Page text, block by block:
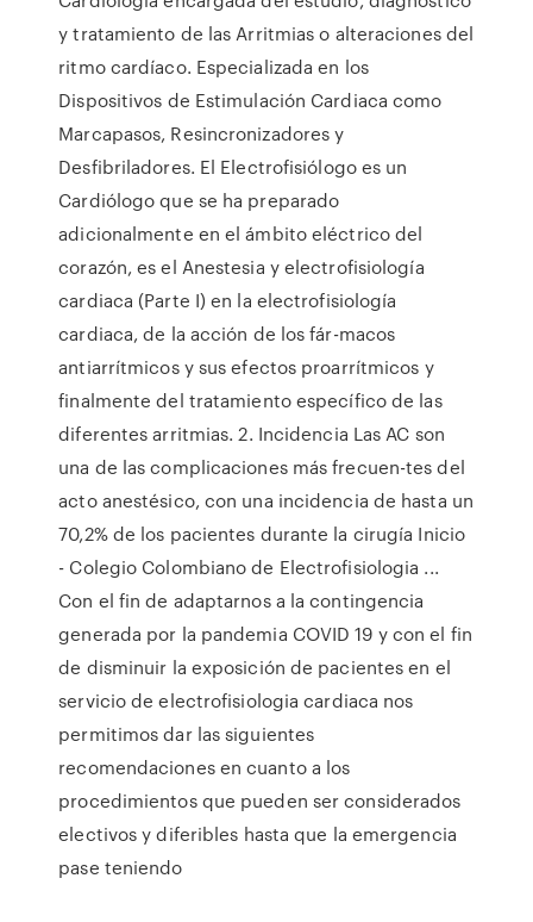
y tratamiento de las Arritmias o alteraciones del
ritmo cardíaco. Especializada en los
Dispositivos de Estimulación Cardiaca como
Marcapasos, Resincronizadores y
Desfibriladores. El Electrofisiólogo es un
Cardiólogo que se ha preparado
adicionalmente en el ámbito eléctrico del
corazón, es el Anestesia y electrofisiología
cardiaca (Parte I) en la electrofisiología
cardiaca, de la acción de los fár-macos
antiarrítmicos y sus efectos proarrítmicos y
finalmente del tratamiento específico de las
diferentes arritmias. 2. Incidencia Las AC son
una de las complicaciones más frecuen-tes del
acto anestésico, con una incidencia de hasta un
70,2% de los pacientes durante la cirugía Inicio
- Colegio Colombiano de Electrofisiologia ...
Con el fin de adaptarnos a la contingencia
generada por la pandemia COVID 19 y con el fin
de disminuir la exposición de pacientes en el
servicio de electrofisiologia cardiaca nos
permitimos dar las siguientes
recomendaciones en cuanto a los
procedimientos que pueden ser considerados
electivos y diferibles hasta que la emergencia
pase teniendo